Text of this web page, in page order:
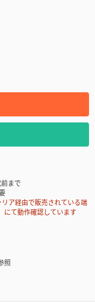
まで
ア経由で販売されている端
にて動作確認しています
照